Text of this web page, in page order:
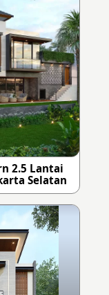
2.5 Lantai
Selatan